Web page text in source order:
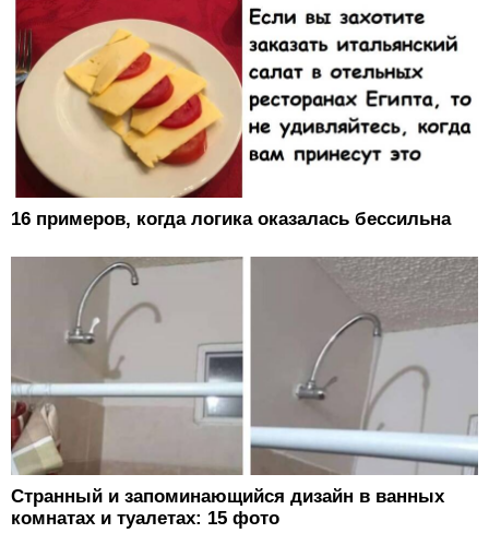
16 примеров, когда логика оказалась бессильна
Странный и запоминающийся дизайн в ванных
комнатах и туалетах: 15 фото